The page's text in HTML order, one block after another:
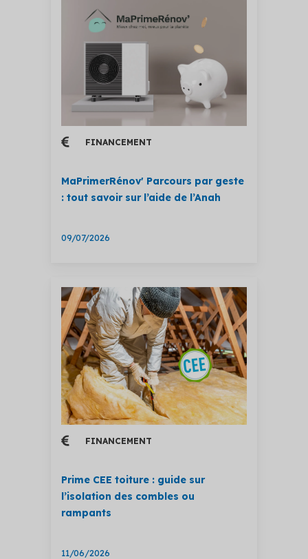
FINANCEMENT
MaPrimerRénov' Parcours par geste
: tout savoir sur l’aide de l’Anah
09/07/2026
FINANCEMENT
Prime CEE toiture : guide sur
l’isolation des combles ou
rampants
11/06/2026